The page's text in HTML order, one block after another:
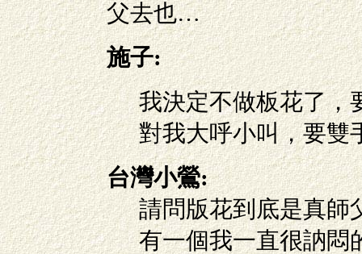
父去也…
施子:
我決定不做板花了，
對我大呼小叫，要雙
台灣小鶯:
請問版花到底是真師
有一個我一直很訥